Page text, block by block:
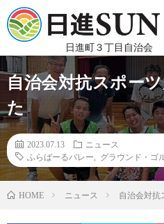
日進町３丁目自治会
自治会対抗スポー
た
2023.07.13
ニュース
ふらばーるバレー
グラウンド・ゴ
HOME ニュース 自治会対抗